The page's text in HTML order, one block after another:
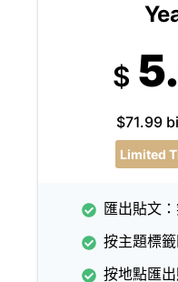
$
$71.99
Limited
匯出貼文
按主題標
按地點匯